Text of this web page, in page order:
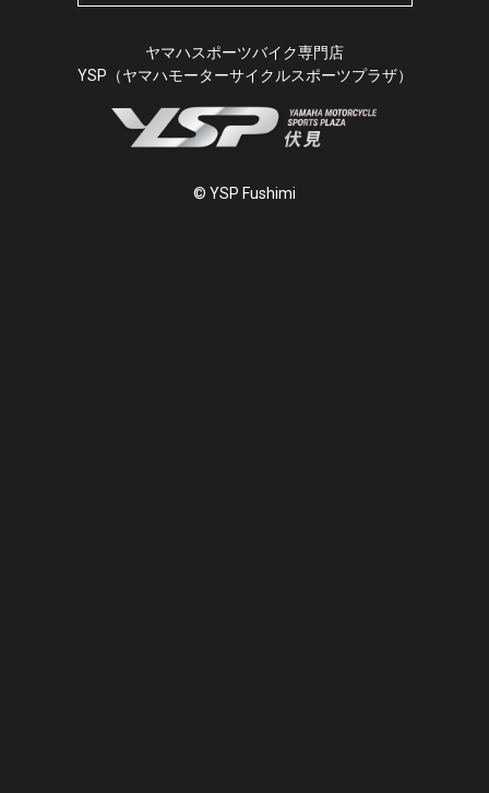
ヤマハスポーツバイク専門店
YSP（ヤマハモーターサイクルスポーツプラザ）
© YSP Fushimi